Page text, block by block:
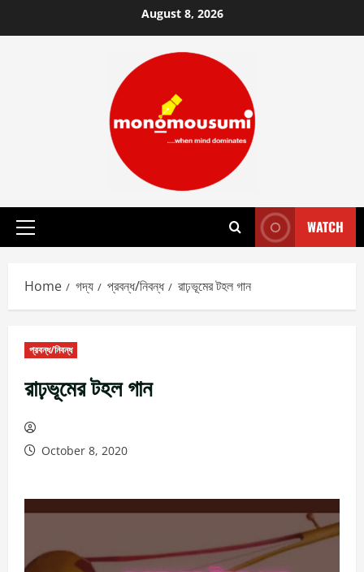
to
August 8, 2026
Primary
WATCH
Home গদ্য প্রবন্ধ/নিবন্ধ রাঢ়ভূমের টহল গান
প্রবন্ধ/নিবন্ধ
রাঢ়ভূমের টহল গান
October 8, 2020